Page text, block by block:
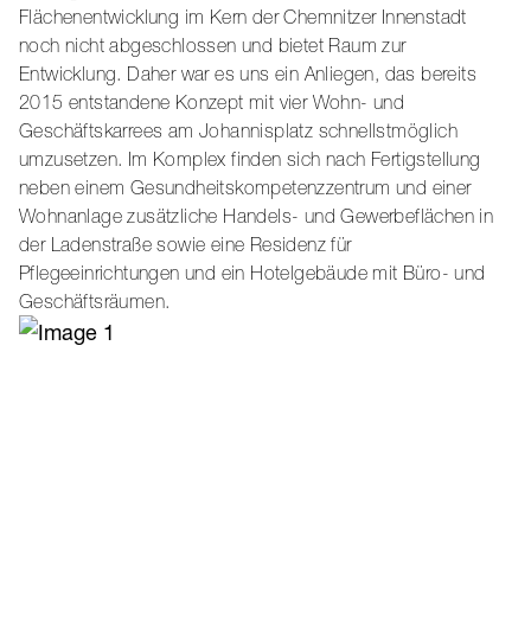
Flächenentwicklung im Kern der Chemnitzer Innenstadt
noch nicht abgeschlossen und bietet Raum zur
Entwicklung. Daher war es uns ein Anliegen, das bereits
2015 entstandene Konzept mit vier Wohn- und
Geschäftskarrees am Johannisplatz schnellstmöglich
umzusetzen. Im Komplex finden sich nach Fertigstellung
neben einem Gesundheitskompetenzzentrum und einer
Wohnanlage zusätzliche Handels- und Gewerbeflächen in
der Ladenstraße sowie eine Residenz für
Pflegeeinrichtungen und ein Hotelgebäude mit Büro- und
Geschäftsräumen.